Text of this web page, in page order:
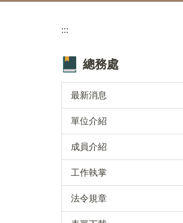
:::
總務處
最新消息
單位介紹
成員介紹
工作執掌
法令規章